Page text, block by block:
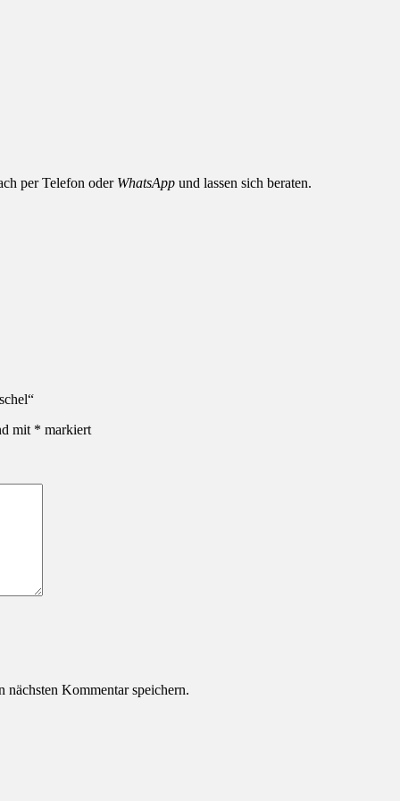
per Telefon oder WhatsApp und lassen sich beraten.
mit * markiert
Kommentar speichern.